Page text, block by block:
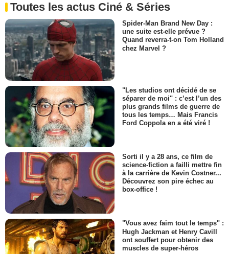
Toutes les actus Ciné & Séries
Spider-Man Brand New Day :
une suite est-elle prévue ?
Quand reverra-t-on Tom Holland
chez Marvel ?
"Les studios ont décidé de se
séparer de moi" : c’est l’un des
plus grands films de guerre de
tous les temps… Mais Francis
Ford Coppola en a été viré !
Sorti il y a 28 ans, ce film de
science-fiction a failli mettre fin
à la carrière de Kevin Costner...
Découvrez son pire échec au
box-office !
"Vous avez faim tout le temps" :
Hugh Jackman et Henry Cavill
ont souffert pour obtenir des
muscles de super-héros